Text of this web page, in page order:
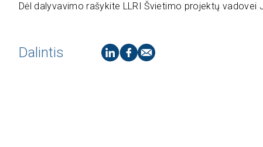
Dėl dalyvavimo rašykite LLRI Švietimo projektų vadovei
Dalintis